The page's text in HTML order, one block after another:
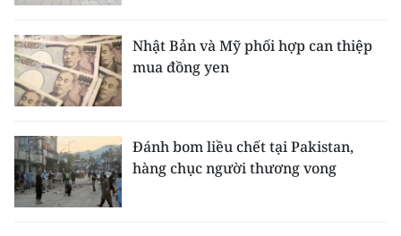
Nhật Bản và Mỹ phối hợp can thiệp
mua đồng yen
Đánh bom liều chết tại Pakistan,
hàng chục người thương vong